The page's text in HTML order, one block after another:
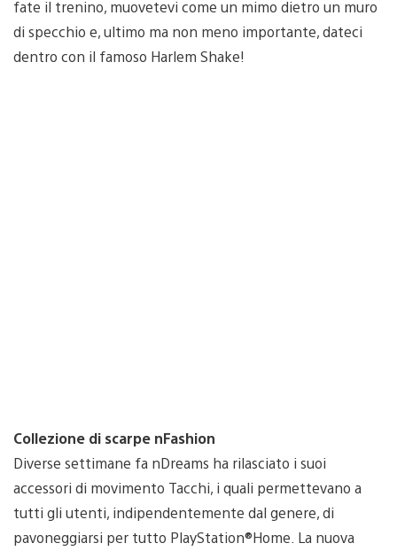
fate il trenino, muovetevi come un mimo dietro un muro
di specchio e, ultimo ma non meno importante, dateci
dentro con il famoso Harlem Shake!
Collezione di scarpe nFashion
Diverse settimane fa nDreams ha rilasciato i suoi
accessori di movimento Tacchi, i quali permettevano a
tutti gli utenti, indipendentemente dal genere, di
pavoneggiarsi per tutto PlayStation®Home. La nuova